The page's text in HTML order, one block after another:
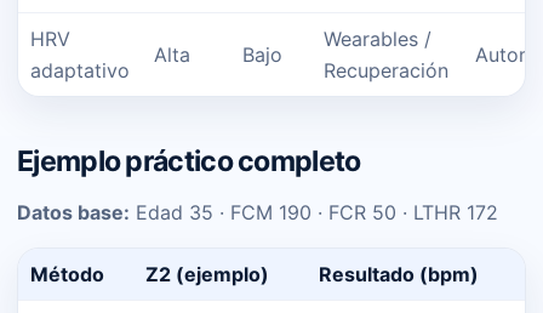
HRV
adaptativo
Alta Bajo
Wearables /
Recuperación
Ejemplo práctico completo
Datos base: Edad 35 · FCM 190 · FCR 50 · LTHR 172
Método Z2 (ejemplo) Resultado (bpm)